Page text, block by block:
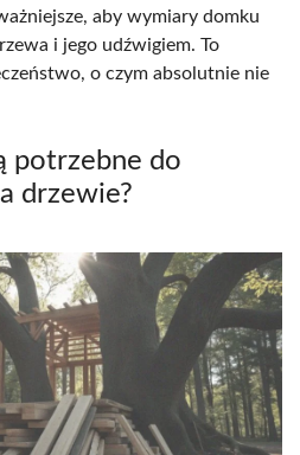
aby wymiary domku
i jego udźwigiem. To
o czym absolutnie nie
potrzebne do
drzewie?